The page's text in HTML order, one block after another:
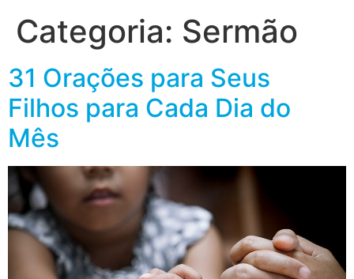
Categoria: Sermão
31 Orações para Seus
Filhos para Cada Dia do
Mês